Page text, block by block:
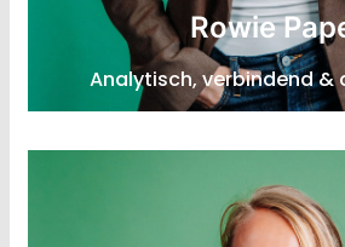
Rowie
Analytisch, verbindend &
Consultant Strategie &
Expertise: Data-gedreven
ketenanalyse,
LinkedIn